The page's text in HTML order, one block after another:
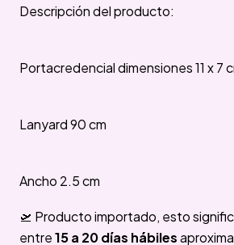
Descripción del producto:
Portacredencial dimensiones 11 x 7
Lanyard 90 cm
Ancho 2.5 cm
🛫 Producto importado, esto
entre15 a 20 días hábiles